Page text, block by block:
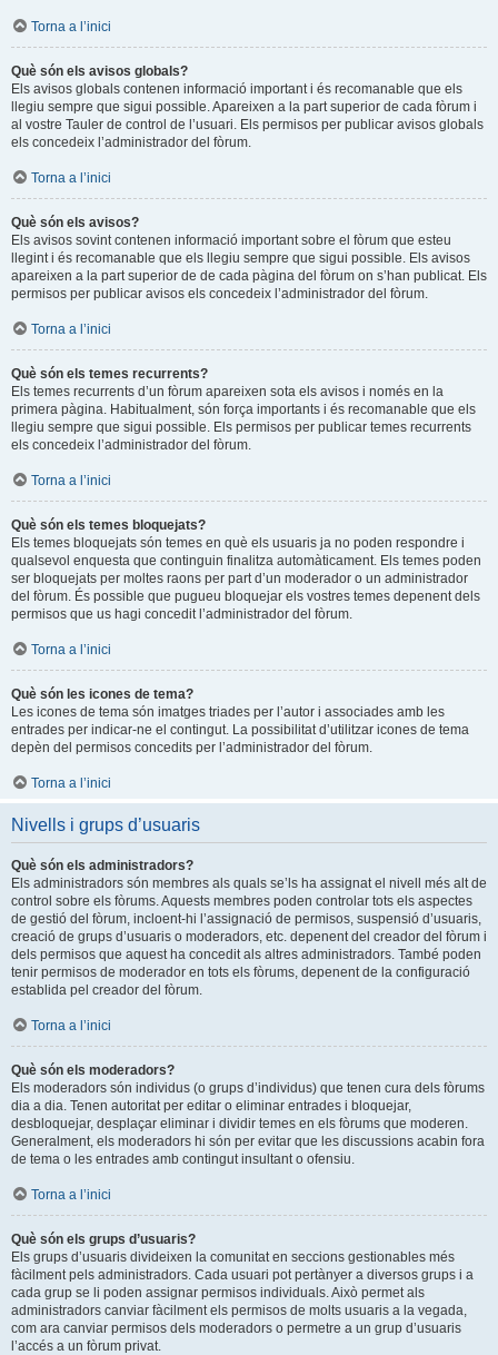
Torna a l’inici
Què són els avisos globals?
Els avisos globals contenen informació important i és recomanable que els
llegiu sempre que sigui possible. Apareixen a la part superior de cada fòrum i
al vostre Tauler de control de l’usuari. Els permisos per publicar avisos globals
els concedeix l’administrador del fòrum.
Torna a l’inici
Què són els avisos?
Els avisos sovint contenen informació important sobre el fòrum que esteu
llegint i és recomanable que els llegiu sempre que sigui possible. Els avisos
apareixen a la part superior de de cada pàgina del fòrum on s’han publicat. Els
permisos per publicar avisos els concedeix l’administrador del fòrum.
Torna a l’inici
Què són els temes recurrents?
Els temes recurrents d’un fòrum apareixen sota els avisos i només en la
primera pàgina. Habitualment, són força importants i és recomanable que els
llegiu sempre que sigui possible. Els permisos per publicar temes recurrents
els concedeix l’administrador del fòrum.
Torna a l’inici
Què són els temes bloquejats?
Els temes bloquejats són temes en què els usuaris ja no poden respondre i
qualsevol enquesta que continguin finalitza automàticament. Els temes poden
ser bloquejats per moltes raons per part d’un moderador o un administrador
del fòrum. És possible que pugueu bloquejar els vostres temes depenent dels
permisos que us hagi concedit l’administrador del fòrum.
Torna a l’inici
Què són les icones de tema?
Les icones de tema són imatges triades per l’autor i associades amb les
entrades per indicar-ne el contingut. La possibilitat d’utilitzar icones de tema
depèn del permisos concedits per l’administrador del fòrum.
Torna a l’inici
Nivells i grups d’usuaris
Què són els administradors?
Els administradors són membres als quals se’ls ha assignat el nivell més alt de
control sobre els fòrums. Aquests membres poden controlar tots els aspectes
de gestió del fòrum, incloent-hi l’assignació de permisos, suspensió d’usuaris,
creació de grups d’usuaris o moderadors, etc. depenent del creador del fòrum i
dels permisos que aquest ha concedit als altres administradors. També poden
tenir permisos de moderador en tots els fòrums, depenent de la configuració
establida pel creador del fòrum.
Torna a l’inici
Què són els moderadors?
Els moderadors són individus (o grups d’individus) que tenen cura dels fòrums
dia a dia. Tenen autoritat per editar o eliminar entrades i bloquejar,
desbloquejar, desplaçar eliminar i dividir temes en els fòrums que moderen.
Generalment, els moderadors hi són per evitar que les discussions acabin fora
de tema o les entrades amb contingut insultant o ofensiu.
Torna a l’inici
Què són els grups d’usuaris?
Els grups d’usuaris divideixen la comunitat en seccions gestionables més
fàcilment pels administradors. Cada usuari pot pertànyer a diversos grups i a
cada grup se li poden assignar permisos individuals. Això permet als
administradors canviar fàcilment els permisos de molts usuaris a la vegada,
com ara canviar permisos dels moderadors o permetre a un grup d’usuaris
l’accés a un fòrum privat.